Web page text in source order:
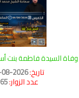
وفاة السيدة فاطمة بنت
تاريخ:2026-08-03
عدد الزوار: